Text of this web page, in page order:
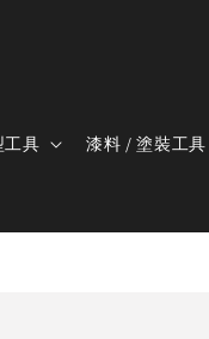
工具 漆料 / 塗裝工具